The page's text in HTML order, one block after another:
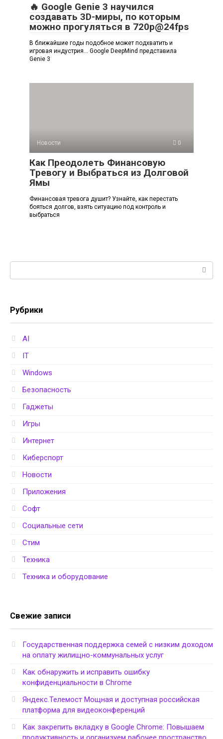
🔥 Google Genie 3 научился
создавать 3D-миры, по которым
можно прогуляться в 720p@24fps
В ближайшие годы подобное может подхватить и
игровая индустрия… Google DeepMind представила
Genie 3
Новости 0
Как Преодолеть Финансовую
Тревогу и Выбраться из Долговой
Ямы
Финансовая тревога душит? Узнайте, как перестать
бояться долгов, взять ситуацию под контроль и
выбраться
Рубрики
AI
IT
Windows
Безопасность
Гаджеты
Игры
Интернет
Киберспорт
Новости
Приложения
Софт
Социальные сети
Стим
Техника
Техника и оборудование
Свежие записи
Государственная поддержка семей с низким доходом
на оплату жилищно-коммунальных услуг
Как обнаружить и исправить ошибку
конфиденциальности в Chrome
Яндекс.Телемост Мощная и доступная российская
платформа для видеоконференций
Как закрепить вкладку в Google Chrome: Повышаем